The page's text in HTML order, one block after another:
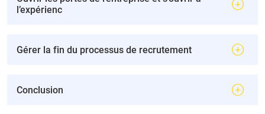
l’expérienc
Gérer la fin du processus de recrutement
Conclusion